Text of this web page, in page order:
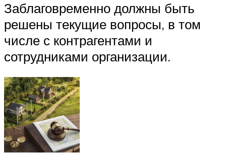
Заблаговременно должны быть
решены текущие вопросы, в том
числе с контрагентами и
сотрудниками организации.